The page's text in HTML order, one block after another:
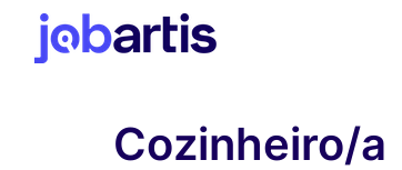
Cozinheiro/a